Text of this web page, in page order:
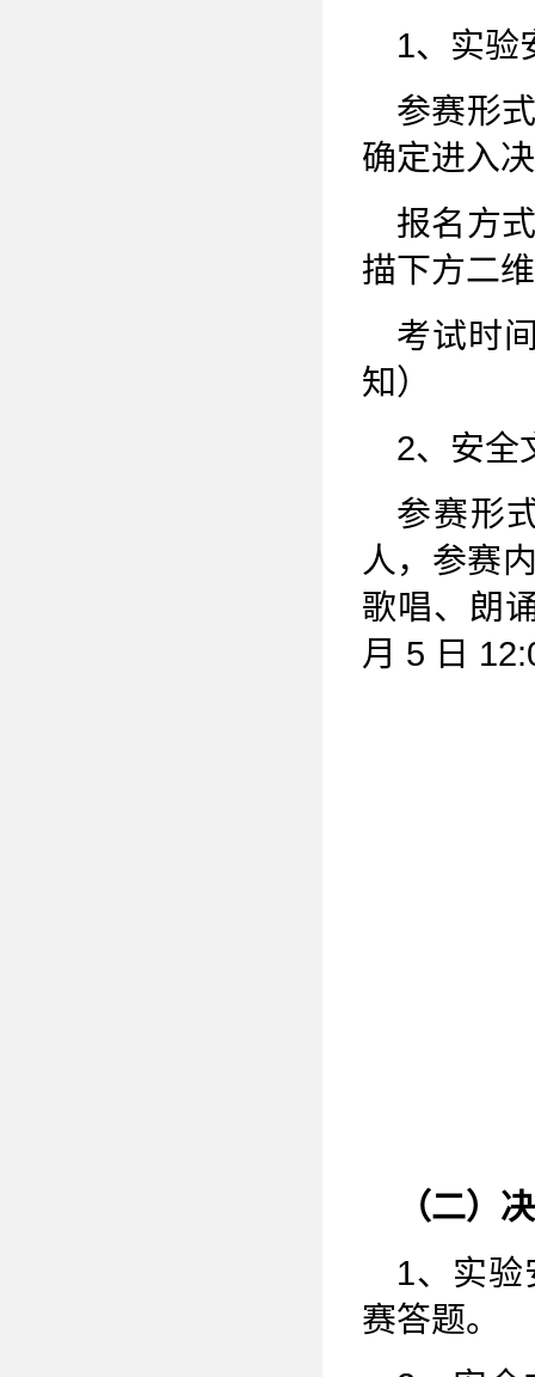
1、实验
参赛形
确定进入
报名方
描下方二
考试时
知）
2、安全
参赛形
人，参赛
歌唱、朗
月 5 日
（二）
1、实
赛答题。